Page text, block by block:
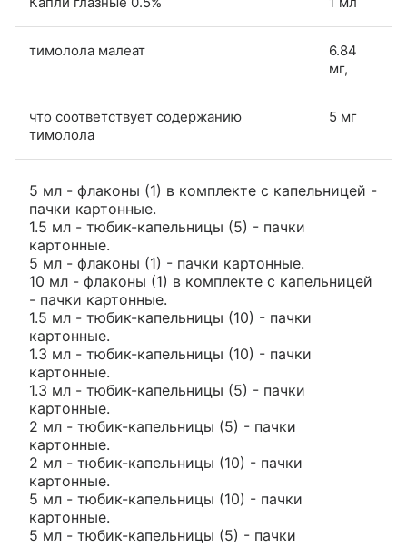
тимолола малеат
6.84
мг,
что соответствует содержанию
тимолола
5 мг
5 мл - флаконы (1) в комплекте с капельницей -
пачки картонные.
1.5 мл - тюбик-капельницы (5) - пачки
картонные.
5 мл - флаконы (1) - пачки картонные.
10 мл - флаконы (1) в комплекте с капельницей
- пачки картонные.
1.5 мл - тюбик-капельницы (10) - пачки
картонные.
1.3 мл - тюбик-капельницы (10) - пачки
картонные.
1.3 мл - тюбик-капельницы (5) - пачки
картонные.
2 мл - тюбик-капельницы (5) - пачки
картонные.
2 мл - тюбик-капельницы (10) - пачки
картонные.
5 мл - тюбик-капельницы (10) - пачки
картонные.
5 мл - тюбик-капельницы (5) - пачки